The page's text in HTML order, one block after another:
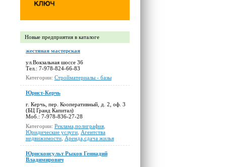
Новые предприятия в каталоге
жестяная мастерская
ул.Вокзальная шоссе 36
Тел.: 7-978-824-66-83
Категории: Стройматериалы - базы
Юрист-Керчь
г. Керчь, пер. Кооперативный, д. 2, оф. 3
(БЦ Гранд Капитал)
Моб.: 7-978-836-27-28
Категории: Реклама,полиграфия,
Юридические услуги, Агентства
недвижимости, Аренда,сдача жилья
Юрисконсульт Рыков Геннадий
Владимирович